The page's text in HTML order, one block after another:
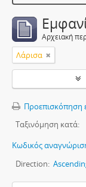
Αρχειακή
Λάρισα
Προεπισκόπηση
Ταξινόμηση κατά:
Κωδικός
Direction: